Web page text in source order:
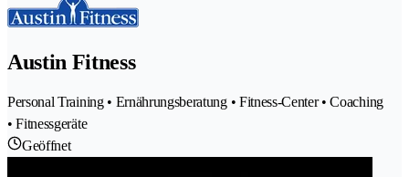
Austin Fitness
Personal Training • Ernährungsberatung • Fitness-Center • Coaching
• Fitnessgeräte
Geöffnet